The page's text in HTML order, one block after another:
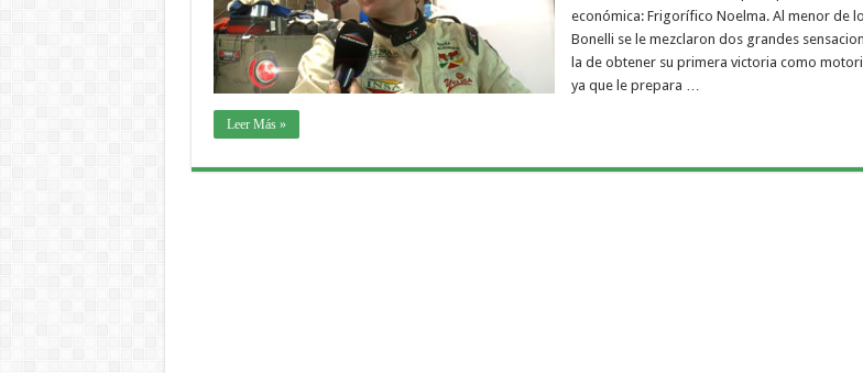
económica: Frigorífico Noelma. Al menor de
Bonelli se le mezclaron dos grandes
la de obtener su primera victoria como
ya que le prepara …
Leer Más »